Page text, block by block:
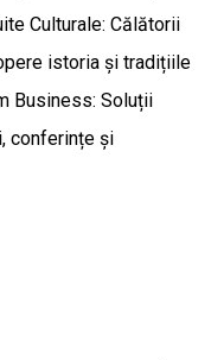
Culturale: Călătorii
istoria și tradițiile
Business: Soluții
conferințe și